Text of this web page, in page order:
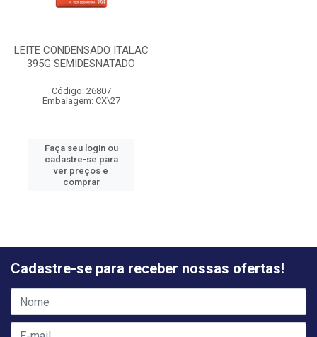
LEITE CONDENSADO ITALAC
395G SEMIDESNATADO
Código: 26807
Embalagem: CX\27
Faça seu login ou
cadastre-se para
ver preços e
comprar
Cadastre-se para receber nossas ofertas!